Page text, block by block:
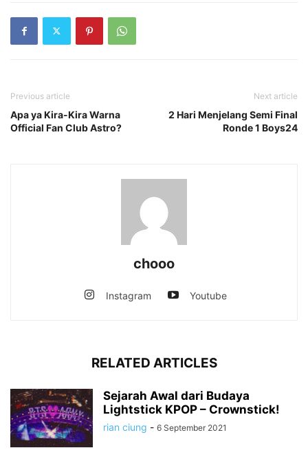
Previous article
Apa ya Kira-Kira Warna
Official Fan Club Astro?
Next article
2 Hari Menjelang Semi Final
Ronde 1 Boys24
chooo
Instagram Youtube
RELATED ARTICLES
Sejarah Awal dari Budaya
Lightstick KPOP – Crownstick!
rian ciung - 6 September 2021